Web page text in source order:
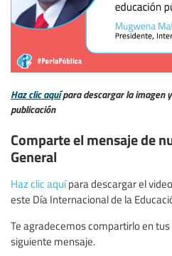
Haz clic aquípara descargar la imagen
publicación
Comparte el mensaje de
General
Haz clic aquípara descargar el
este Día Internacional de la
Te agradecemos compartirlo en
siguiente mensaje.